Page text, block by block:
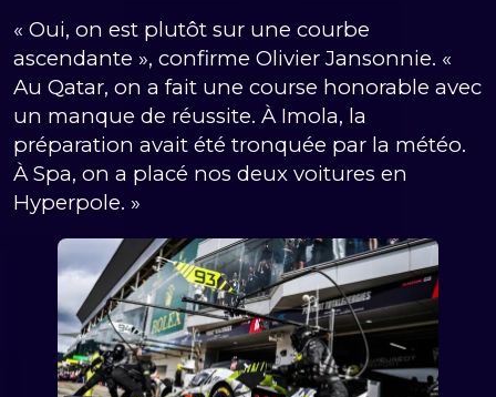
« Oui, on est plutôt sur une courbe
ascendante », confirme Olivier Jansonnie. «
Au Qatar, on a fait une course honorable avec
un manque de réussite. À Imola, la
préparation avait été tronquée par la météo.
À Spa, on a placé nos deux voitures en
Hyperpole. »